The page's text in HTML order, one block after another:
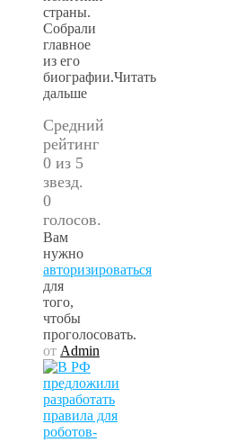
страны.
Собрали
главное
из его
биографии.Читать
дальше
Средний
рейтинг
0 из 5
звезд.
0
голосов.
Вам
нужно
авторизироваться
для
того,
чтобы
проголосовать.
от Admin